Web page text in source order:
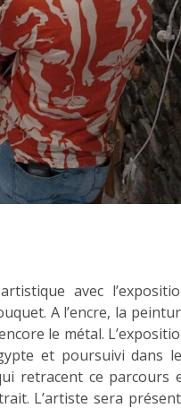
avec
A l’encre, la
le métal.
et poursuivi dans
retracent ce parcours
L’artiste sera